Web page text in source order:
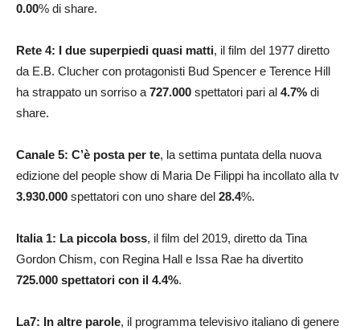
0.00% di share.
Rete 4: I due superpiedi quasi matti, il film del 1977 diretto
da E.B. Clucher con protagonisti Bud Spencer e Terence Hill
ha strappato un sorriso a 727.000 spettatori pari al 4.7% di
share.
Canale 5: C’è posta per te, la settima puntata della nuova
edizione del people show di Maria De Filippi ha incollato alla tv
3.930.000 spettatori con uno share del 28.4%.
Italia 1: La piccola boss, il film del 2019, diretto da Tina
Gordon Chism, con Regina Hall e Issa Rae ha divertito
725.000 spettatori con il 4.4%.
La7: In altre parole, il programma televisivo italiano di genere